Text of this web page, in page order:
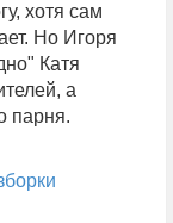
хотя сам
Но Игоря
Катя
а
парня.